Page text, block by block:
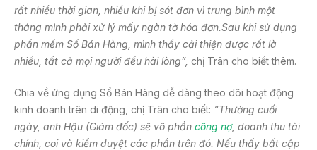
rất nhiều thời gian, nhiều khi bị sót đơn vì trung bình một
tháng mình phải xử lý mấy ngàn tờ hóa đơn.Sau khi sử dụng
phần mềm Sổ Bán Hàng, mình thấy cải thiện được rất là
nhiều, tất cả mọi người đều hài lòng”, chị Trân cho biết thêm.
Chia về ứng dụng Sổ Bán Hàng dễ dàng theo dõi hoạt động
kinh doanh trên di động, chị Trân cho biết: “Thường cuối
ngày, anh Hậu (Giám đốc) sẽ vô phần công nợ, doanh thu tài
chính, coi và kiểm duyệt các phần trên đó. Nếu thấy bất cập